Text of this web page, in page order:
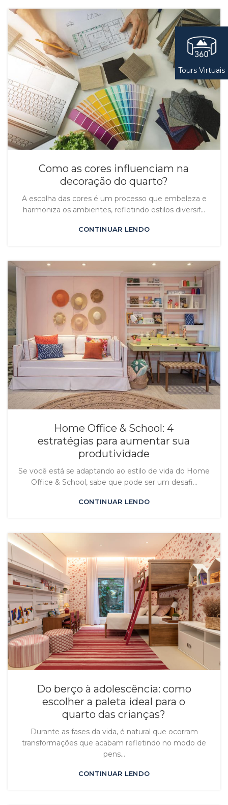
Como as cores influenciam na
decoração do quarto?
A escolha das cores é um processo que embeleza e
harmoniza os ambientes, refletindo estilos diversif...
CONTINUAR LENDO
Home Office & School: 4
estratégias para aumentar sua
produtividade
Se você está se adaptando ao estilo de vida do Home
Office & School, sabe que pode ser um desafi...
CONTINUAR LENDO
Do berço à adolescência: como
escolher a paleta ideal para o
quarto das crianças?
Durante as fases da vida, é natural que ocorram
transformações que acabam refletindo no modo de
pens...
CONTINUAR LENDO
Tours Virtuais